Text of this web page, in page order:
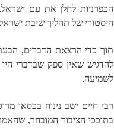
הכפרניות לחלן את עם
היסטורי של תהליך שיבת
תוך כדי הרצאת הדברים,
להדגיש שאין ספק שבדברי
לשמיעה.
רבי חיים ישב נינוח בכסאו
בתוככי הציבור המובחר,